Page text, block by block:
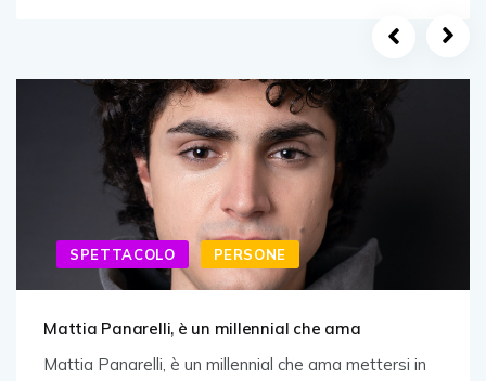
SPETTACOLO PERSONE
Mattia Panarelli, è un millennial che ama
Mattia Panarelli, è un millennial che ama mettersi in